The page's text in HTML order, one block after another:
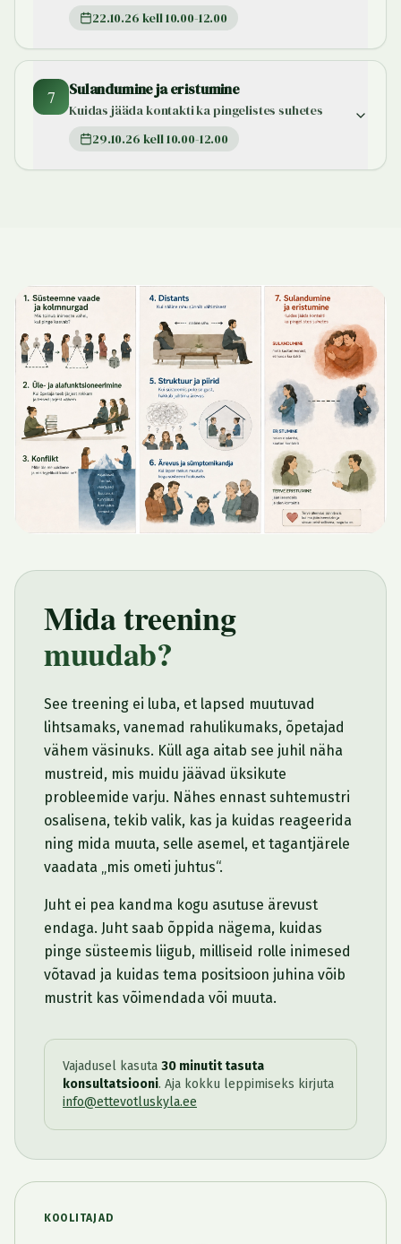
22.10.26 kell 10.00-12.00
7 Sulandumine ja eristumine
Kuidas jääda kontakti ka pingelistes suhetes
29.10.26 kell 10.00-12.00
Mida treening
muudab?
See treening ei luba, et lapsed muutuvad
lihtsamaks, vanemad rahulikumaks, õpetajad
vähem väsinuks. Küll aga aitab see juhil näha
mustreid, mis muidu jäävad üksikute
probleemide varju. Nähes ennast suhtemustri
osalisena, tekib valik, kas ja kuidas reageerida
ning mida muuta, selle asemel, et tagantjärele
vaadata „mis ometi juhtus“.
Juht ei pea kandma kogu asutuse ärevust
endaga. Juht saab õppida nägema, kuidas
pinge süsteemis liigub, milliseid rolle inimesed
võtavad ja kuidas tema positsioon juhina võib
mustrit kas võimendada või muuta.
Vajadusel kasuta 30 minutit tasuta
konsultatsiooni. Aja kokku leppimiseks kirjuta
info@ettevotluskyla.ee
KOOLITAJAD